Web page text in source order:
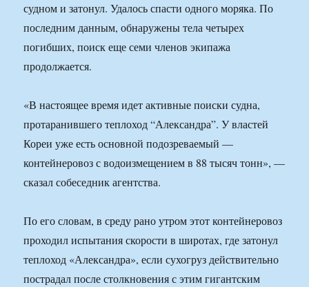
судном и затонул. Удалось спасти одного моряка. По
последним данным, обнаружены тела четырех
погибших, поиск еще семи членов экипажа
продолжается.
«В настоящее время идет активные поиски судна,
протаранившего теплоход “Александра”. У властей
Кореи уже есть основной подозреваемый —
контейнеровоз с водоизмещением в 88 тысяч тонн», —
сказал собеседник агентства.
По его словам, в среду рано утром этот контейнеровоз
проходил испытания скорости в широтах, где затонул
теплоход «Александра», если сухогруз действительно
пострадал после столкновения с этим гигантским